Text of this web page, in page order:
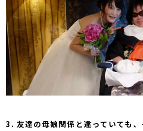
3. 友達の母娘関係と違っていても、